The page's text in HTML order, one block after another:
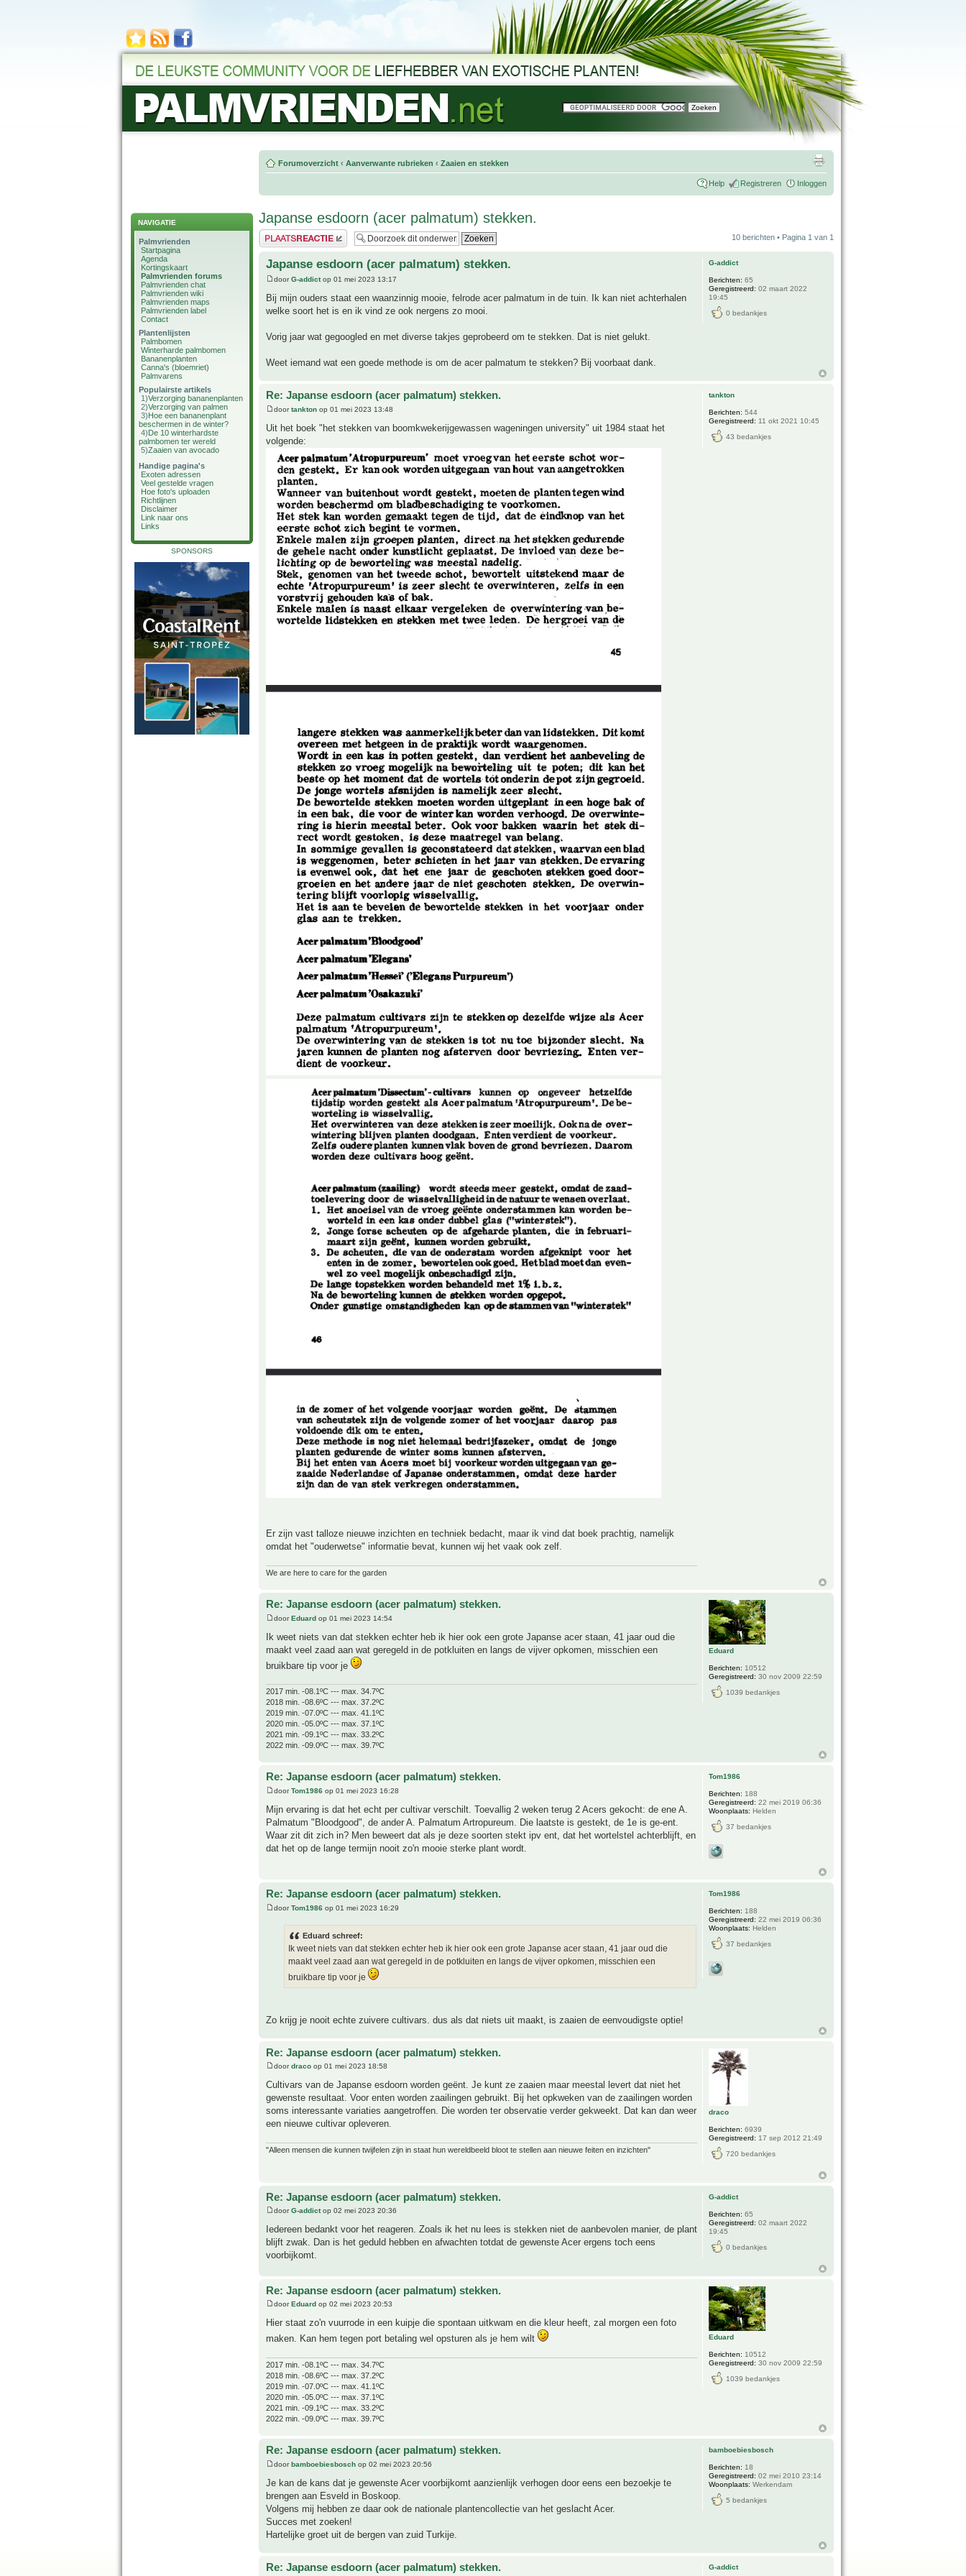
NAVIGATIE
Palmvrienden
Startpagina
Agenda
Kortingskaart
Palmvrienden forums
Palmvrienden chat
Palmvrienden wiki
Palmvrienden maps
Palmvrienden label
Contact
Plantenlijsten
Palmbomen
Winterharde palmbomen
Bananenplanten
Canna's (bloemriet)
Palmvarens
Populairste artikels
1)Verzorging bananenplanten
2)Verzorging van palmen
3)Hoe een bananenplant
beschermen in de winter?
4)De 10 winterhardste
palmbomen ter wereld
5)Zaaien van avocado
Handige pagina's
Exoten adressen
Veel gestelde vragen
Hoe foto's uploaden
Richtlijnen
Disclaimer
Link naar ons
Links
SPONSORS
Forumoverzicht ‹ Aanverwante rubrieken ‹ Zaaien en stekken
Help Registreren Inloggen
Japanse esdoorn (acer palmatum) stekken.
Plaats een reactie 10 berichten • Pagina 1 van 1
Japanse esdoorn (acer palmatum) stekken.
doorG-addictop 01 mei 2023 13:17
Bij mijn ouders staat een waanzinnig mooie, felrode acer palmatum in de tuin. Ik kan niet achterhalen
welke soort het is en ik vind ze ook nergens zo mooi.
Vorig jaar wat gegoogled en met diverse takjes geprobeerd om te stekken. Dat is niet gelukt.
Weet iemand wat een goede methode is om de acer palmatum te stekken? Bij voorbaat dank.
G-addict
Berichten: 65
Geregistreerd: 02 maart 2022
19:45
0 bedankjes
Re: Japanse esdoorn (acer palmatum) stekken.
doortankton op 01 mei 2023 13:48
Uit het boek "het stekken van boomkwekerijgewassen wageningen university" uit 1984 staat het
volgende:
Er zijn vast talloze nieuwe inzichten en techniek bedacht, maar ik vind dat boek prachtig, namelijk
omdat het "ouderwetse" informatie bevat, kunnen wij het vaak ook zelf.
We are here to care for the garden
tankton
Berichten: 544
Geregistreerd: 11 okt 2021 10:45
43 bedankjes
Re: Japanse esdoorn (acer palmatum) stekken.
doorEduard op 01 mei 2023 14:54
Ik weet niets van dat stekken echter heb ik hier ook een grote Japanse acer staan, 41 jaar oud die
maakt veel zaad aan wat geregeld in de potkluiten en langs de vijver opkomen, misschien een
bruikbare tip voor je
2017 min. -08.1ºC --- max. 34.7ºC
2018 min. -08.6ºC --- max. 37.2ºC
2019 min. -07.0ºC --- max. 41.1ºC
2020 min. -05.0ºC --- max. 37.1ºC
2021 min. -09.1ºC --- max. 33.2ºC
2022 min. -09.0ºC --- max. 39.7ºC
Eduard
Berichten: 10512
Geregistreerd: 30 nov 2009 22:59
1039 bedankjes
Re: Japanse esdoorn (acer palmatum) stekken.
doorTom1986 op 01 mei 2023 16:28
Mijn ervaring is dat het echt per cultivar verschilt. Toevallig 2 weken terug 2 Acers gekocht: de ene A.
Palmatum "Bloodgood", de ander A. Palmatum Artropureum. Die laatste is gestekt, de 1e is ge-ent.
Waar zit dit zich in? Men beweert dat als je deze soorten stekt ipv ent, dat het wortelstel achterblijft, en
dat het op de lange termijn nooit zo'n mooie sterke plant wordt.
Tom1986
Berichten: 188
Geregistreerd: 22 mei 2019 06:36
Woonplaats: Helden
37 bedankjes
Re: Japanse esdoorn (acer palmatum) stekken.
doorTom1986 op 01 mei 2023 16:29
Eduard schreef:
Ik weet niets van dat stekken echter heb ik hier ook een grote Japanse acer staan, 41 jaar oud die
maakt veel zaad aan wat geregeld in de potkluiten en langs de vijver opkomen, misschien een
bruikbare tip voor je
Zo krijg je nooit echte zuivere cultivars. dus als dat niets uit maakt, is zaaien de eenvoudigste optie!
Tom1986
Berichten: 188
Geregistreerd: 22 mei 2019 06:36
Woonplaats: Helden
37 bedankjes
Re: Japanse esdoorn (acer palmatum) stekken.
doordraco op 01 mei 2023 18:58
Cultivars van de Japanse esdoorn worden geënt. Je kunt ze zaaien maar meestal levert dat niet het
gewenste resultaat. Voor enten worden zaailingen gebruikt. Bij het opkweken van de zaailingen worden
soms interessante variaties aangetroffen. Die worden ter observatie verder gekweekt. Dat kan dan weer
een nieuwe cultivar opleveren.
"Alleen mensen die kunnen twijfelen zijn in staat hun wereldbeeld bloot te stellen aan nieuwe feiten en inzichten"
draco
Berichten: 6939
Geregistreerd: 17 sep 2012 21:49
720 bedankjes
Re: Japanse esdoorn (acer palmatum) stekken.
doorG-addictop 02 mei 2023 20:36
Iedereen bedankt voor het reageren. Zoals ik het nu lees is stekken niet de aanbevolen manier, de plant
blijft zwak. Dan is het geduld hebben en afwachten totdat de gewenste Acer ergens toch eens
voorbijkomt.
G-addict
Berichten: 65
Geregistreerd: 02 maart 2022
19:45
0 bedankjes
Re: Japanse esdoorn (acer palmatum) stekken.
door Eduard op 02 mei 2023 20:53
Hier staat zo'n vuurrode in een kuipje die spontaan uitkwam en die kleur heeft, zal morgen een foto
maken. Kan hem tegen port betaling wel opsturen als je hem wilt
2017 min. -08.1ºC --- max. 34.7ºC
2018 min. -08.6ºC --- max. 37.2ºC
2019 min. -07.0ºC --- max. 41.1ºC
2020 min. -05.0ºC --- max. 37.1ºC
2021 min. -09.1ºC --- max. 33.2ºC
2022 min. -09.0ºC --- max. 39.7ºC
Eduard
Berichten: 10512
Geregistreerd: 30 nov 2009 22:59
1039 bedankjes
Re: Japanse esdoorn (acer palmatum) stekken.
doorbamboebiesbosch op 02 mei 2023 20:56
Je kan de kans dat je gewenste Acer voorbijkomt aanzienlijk verhogen door eens een bezoekje te
brengen aan Esveld in Boskoop.
Volgens mij hebben ze daar ook de nationale plantencollectie van het geslacht Acer.
Succes met zoeken!
Hartelijke groet uit de bergen van zuid Turkije.
bamboebiesbosch
Berichten: 18
Geregistreerd: 02 mei 2010 23:14
Woonplaats: Werkendam
5 bedankjes
Re: Japanse esdoorn (acer palmatum) stekken. G-addict